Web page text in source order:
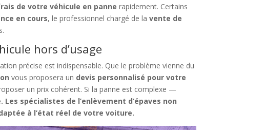
de votre véhicule en panne rapidement. Certains
en cours, le professionnel chargé de lavente de
hors d’usage
précise est indispensable. Que le problème vienne du
vous proposera un devis personnalisé pour votre
un prix cohérent. Si la panne est complexe —
spécialistes de l’enlèvement d’épaves non
à l’état réel de votre voiture.